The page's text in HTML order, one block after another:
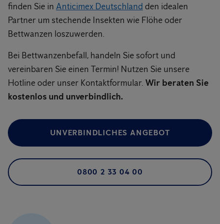
finden Sie in Anticimex Deutschland den idealen
Partner um stechende Insekten wie Flöhe oder
Bettwanzen loszuwerden.
Bei Bettwanzenbefall, handeln Sie sofort und
vereinbaren Sie einen Termin! Nutzen Sie unsere
Hotline oder unser Kontaktformular. Wir beraten Sie
kostenlos und unverbindlich.
UNVERBINDLICHES ANGEBOT
0800 2 33 04 00